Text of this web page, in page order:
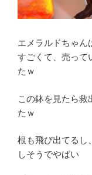
エメラルドちゃん
すごくて、売って
たｗ
この鉢を見たら救
たｗ
根も飛び出てるし
しそうでやばい